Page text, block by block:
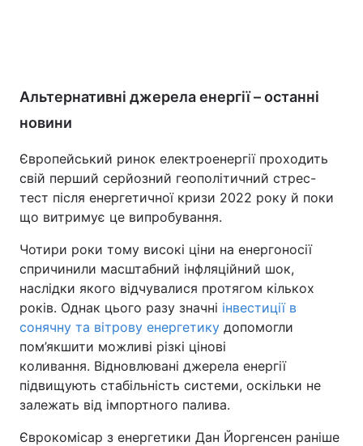
Альтернативні джерела енергії – останні
новини
Європейський ринок електроенергії проходить
свій перший серйозний геополітичний стрес-
тест після енергетичної кризи 2022 року й поки
що витримує це випробування.
Чотири роки тому високі ціни на енергоносії
спричинили масштабний інфляційний шок,
наслідки якого відчувалися протягом кількох
років. Однак цього разу значні інвестиції в
сонячну та вітрову енергетику допомогли
пом’якшити можливі різкі цінові
коливання. Відновлювані джерела енергії
підвищують стабільність системи, оскільки не
залежать від імпортного палива.
Єврокомісар з енергетики Дан Йоргенсен раніше